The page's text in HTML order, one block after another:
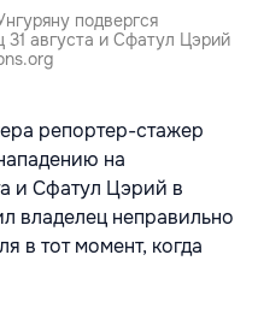
подвергся
августа и Сфатул Цэрий
репортер-стажер
на
и Сфатул Цэрий в
владелец неправильно
в тот момент, когда